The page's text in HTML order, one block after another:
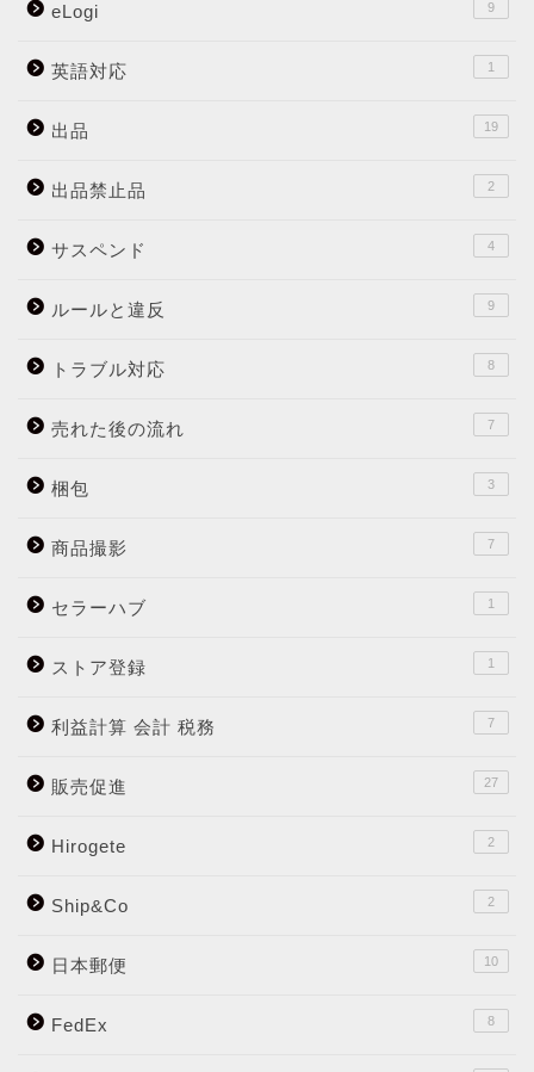
eLogi 9
英語対応 1
出品 19
出品禁止品 2
サスペンド 4
ルールと違反 9
トラブル対応 8
売れた後の流れ 7
梱包 3
商品撮影 7
セラーハブ 1
ストア登録 1
利益計算 会計 税務 7
販売促進 27
Hirogete 2
Ship&Co 2
日本郵便 10
FedEx 8